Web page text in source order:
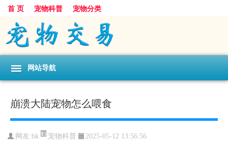
首 页 宠物科普 宠物分类
网站导航
崩溃大陆宠物怎么喂食
网友:bk 宠物科普 2025-05-12 13:56:56